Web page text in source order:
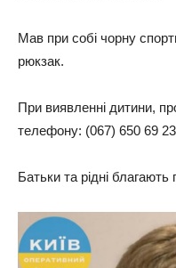
Мав при собі чорну
рюкзак.
При виявленні дитини,
телефону: (067) 650 69
Батьки та рідні